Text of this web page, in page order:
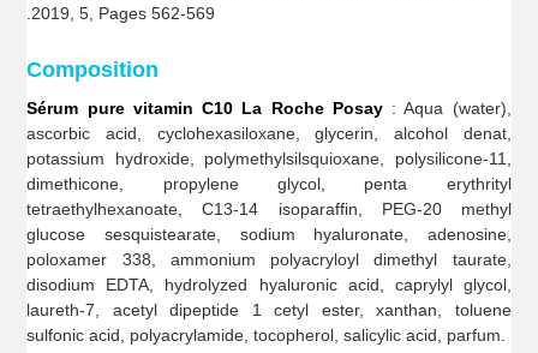
.2019, 5, Pages 562-569
Composition
Sérum pure vitamin C10 La Roche Posay: Aqua (water),
ascorbic acid, cyclohexasiloxane, glycerin, alcohol denat,
potassium hydroxide, polymethylsilsquioxane, polysilicone-11,
dimethicone, propylene glycol, penta erythrityl
tetraethylhexanoate, C13-14 isoparaffin, PEG-20 methyl
glucose sesquistearate, sodium hyaluronate, adenosine,
poloxamer 338, ammonium polyacryloyl dimethyl taurate,
disodium EDTA, hydrolyzed hyaluronic acid, caprylyl glycol,
laureth-7, acetyl dipeptide 1 cetyl ester, xanthan, toluene
sulfonic acid, polyacrylamide, tocopherol, salicylic acid, parfum.